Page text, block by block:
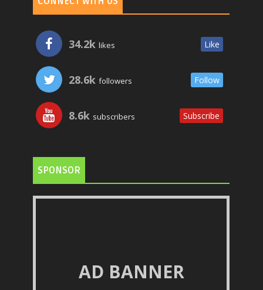
34.2k likes Like
28.6k followers Follow
8.6k subscribers Subscribe
SPONSOR
AD BANNER